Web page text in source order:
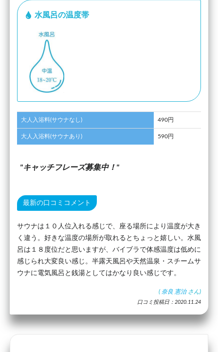
水風呂の温度帯
大人入浴料(サウナなし) 490円
大人入浴料(サウナあり) 590円
キャッチフレーズ募集中！
最新の口コミコメント
サウナは１０人位入れる感じで、座る場所により温度が大き
く違う。好きな温度の場所が取れるとちょっと嬉しい。水風
呂は１８度位だと思いますが、バイブラで体感温度は低めに
感じられ大変良い感じ。半露天風呂や天然温泉・スチームサ
ウナに電気風呂と銭湯としてはかなり良い感じです。
( 奈良 憲治 さん)
口コミ投稿日：2020.11.24